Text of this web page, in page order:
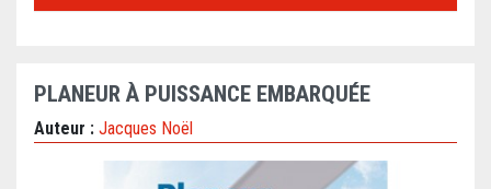
PLANEUR À PUISSANCE EMBARQUÉE
Auteur : Jacques Noël